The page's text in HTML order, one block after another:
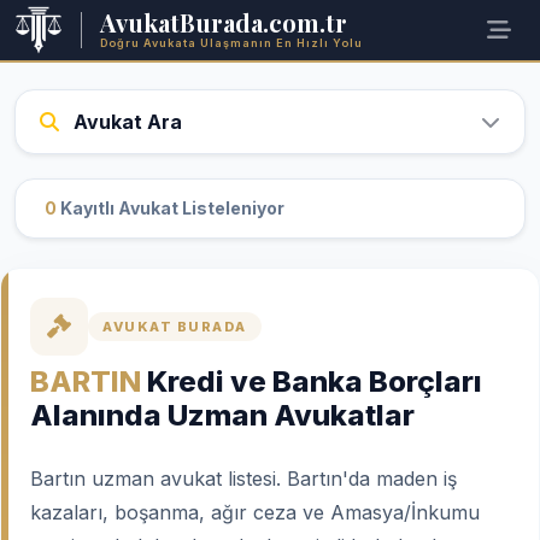
AvukatBurada.com.tr
Doğru Avukata Ulaşmanın En Hızlı Yolu
Avukat Ara
0 Kayıtlı Avukat Listeleniyor
AVUKAT BURADA
BARTIN Kredi ve Banka Borçları
Alanında Uzman Avukatlar
Bartın uzman avukat listesi. Bartın'da maden iş
kazaları, boşanma, ağır ceza ve Amasya/İnkumu